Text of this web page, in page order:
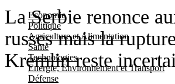
Economie
Politique
Agriculture et Alimentation
Santé
Technologies
Energie, Environnement et Transport
Défense
La Serbie renonce
russes mais la
Kremlin reste